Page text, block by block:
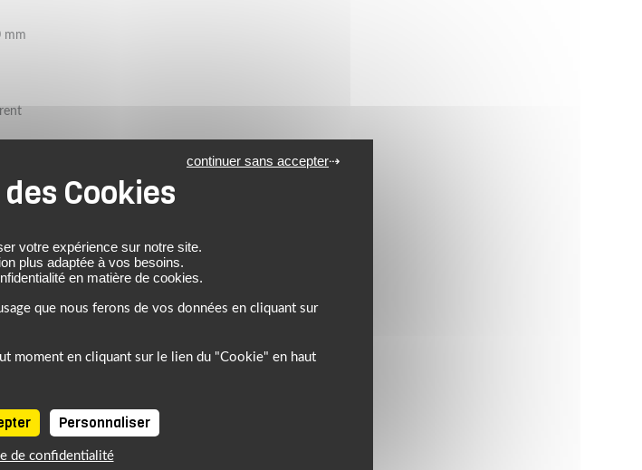
mm
et
votre expérience sur notre site.
plus adaptée à vos besoins.
en matière de cookies.
que nous ferons de vos données en cliquant sur
moment en cliquant sur le lien du "Cookie" en haut
continuer sans accepter
Personnaliser
de confidentialité